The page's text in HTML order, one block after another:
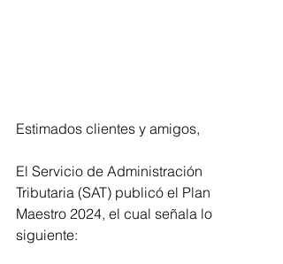
Estimados clientes y amigos,
El Servicio de Administración
Tributaria (SAT) publicó el Plan
Maestro 2024, el cual señala lo
siguiente: